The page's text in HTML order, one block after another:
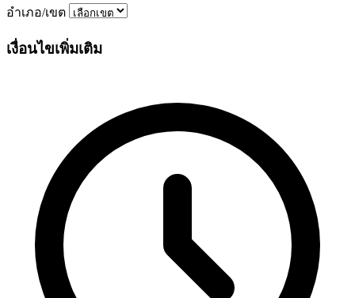
อำเภอ/เขต
เงื่อนไขเพิ่มเติม